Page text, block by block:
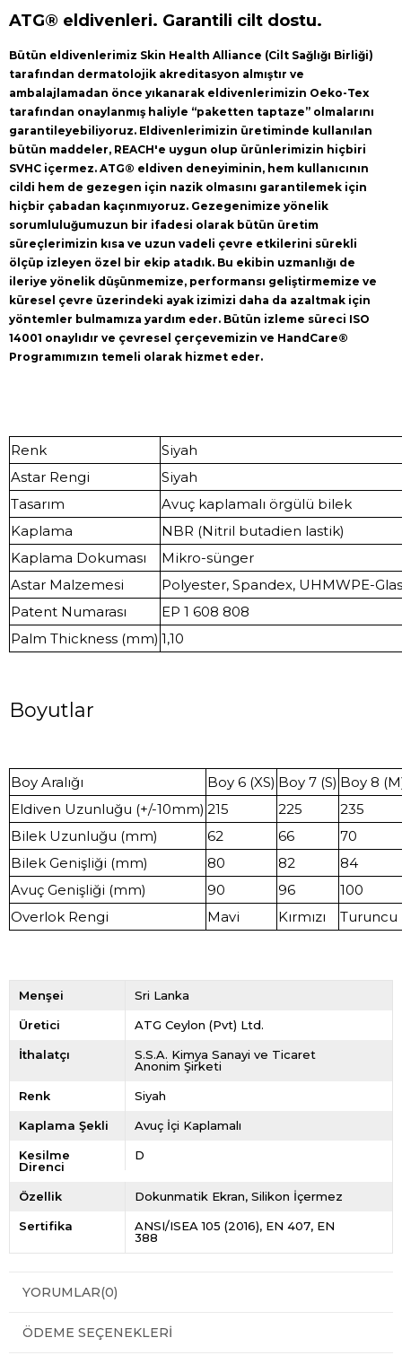
ATG® eldivenleri. Garantili cilt dostu.
Bütün eldivenlerimiz Skin Health Alliance (Cilt Sağlığı Birliği)
tarafından dermatolojik akreditasyon almıştır ve
ambalajlamadan önce yıkanarak eldivenlerimizin Oeko-Tex
tarafından onaylanmış haliyle “paketten taptaze” olmalarını
garantileyebiliyoruz. Eldivenlerimizin üretiminde kullanılan
bütün maddeler, REACH'e uygun olup ürünlerimizin hiçbiri
SVHC içermez. ATG® eldiven deneyiminin, hem kullanıcının
cildi hem de gezegen için nazik olmasını garantilemek için
hiçbir çabadan kaçınmıyoruz. Gezegenimize yönelik
sorumluluğumuzun bir ifadesi olarak bütün üretim
süreçlerimizin kısa ve uzun vadeli çevre etkilerini sürekli
ölçüp izleyen özel bir ekip atadık. Bu ekibin uzmanlığı de
ileriye yönelik düşünmemize, performansı geliştirmemize ve
küresel çevre üzerindeki ayak izimizi daha da azaltmak için
yöntemler bulmamıza yardım eder. Bütün izleme süreci ISO
14001 onaylıdır ve çevresel çerçevemizin ve HandCare®
Programımızın temeli olarak hizmet eder.
Renk
Siyah
Astar Rengi
Siyah
Tasarım
Avuç kaplamalı örgülü bilek
Kaplama
NBR (Nitril butadien lastik)
Kaplama Dokuması
Mikro-sünger
Astar Malzemesi
Polyester, Spandex, UHMWPE-
Patent Numarası
EP 1 608 808
Palm Thickness (mm) 1,10
Boyutlar
Boy Aralığı Boy 6 (XS) Boy 7 (S) Boy 8
Eldiven Uzunluğu (+/-10mm) 215 225
235
Bilek Uzunluğu (mm)
62 66
70
Bilek Genişliği (mm)
80 82
84
Avuç Genişliği (mm)
90 96
100
Overlok Rengi
Mavi Kırmızı Turuncu
Menşei Sri Lanka
Üretici ATG Ceylon (Pvt) Ltd.
İthalatçı
S.S.A. Kimya Sanayi ve Ticaret
Anonim Şirketi
Renk Siyah
Kaplama Şekli Avuç İçi Kaplamalı
Kesilme
Direnci
D
Özellik Dokunmatik Ekran Silikon İçermez
Sertifika ANSI/ISEA 105 (2016) EN 407 EN
388
YORUMLAR(0)
ÖDEME SEÇENEKLERI